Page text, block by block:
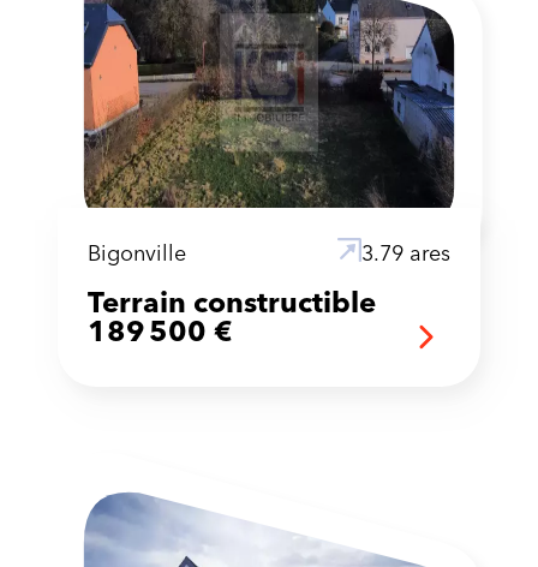
Bigonville 3.79 ares
Terrain constructible
189 500 €